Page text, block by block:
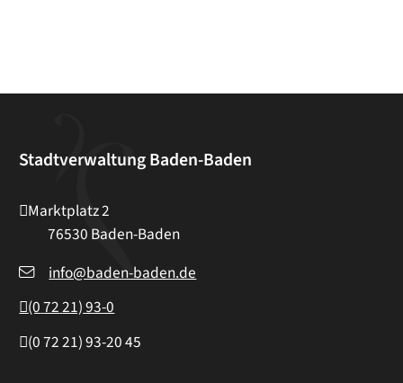
Stadtverwaltung Baden-Baden
Marktplatz 2
76530 Baden-Baden
info@baden-baden.de
(07221) 93-0
(07221) 93-2045